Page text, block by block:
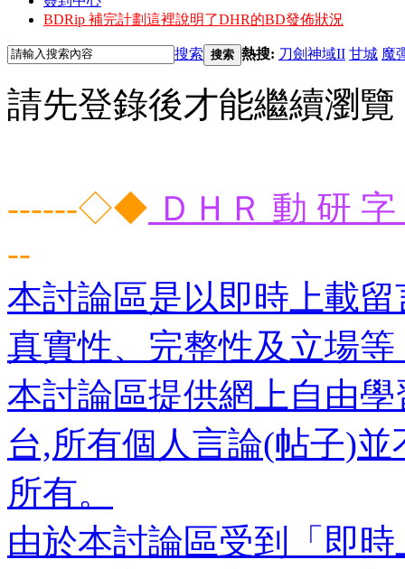
BDRip 補完計劃這裡說明了DHR的BD發佈狀況
搜索 搜索 熱搜: 刀劍神域II 甘城 魔
請先登錄後才能繼續瀏覽
------◇◆ ＤＨＲ 動 研
--
本討論區是以即時上載
真實性、完整性及立場
本討論區提供網上自由
台,所有個人言論(帖子)
所有。
由於本討論區受到「即